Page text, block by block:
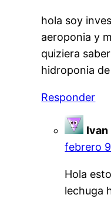
hola soy
aeroponia y
quiziera
hidroponia
Responder
Ivan
febrero
Hola
lechuga